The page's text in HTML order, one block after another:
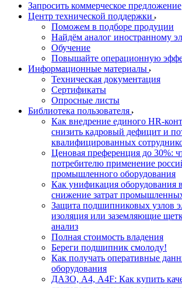
Запросить коммерческое предложение
Центр технической поддержки
Поможем в подборе продуции
Найдём аналог иностранному
Обучение
Повышайте операционную
Информационные материалы
Техническая документация
Сертификаты
Опросные листы
Библиотека пользователя
Как внедрение единого HR-
снизить кадровый дефицит и
квалифицированных
Ценовая преференция до 30%:
потребителю применение
промышленного оборудования
Как унификация оборудования
снижение затрат
Защита подшипниковых узлов
изоляция или заземляющие
анализ
Полная стоимость владения
Береги подшипник смолоду!
Как получать оперативные
оборудования
ДАЗО, А4, А4F: Как купить